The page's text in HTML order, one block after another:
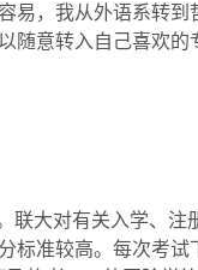
易，我从外语系转到
随意转入自己喜欢的
联大对有关入学、注
标准较高。每次考试